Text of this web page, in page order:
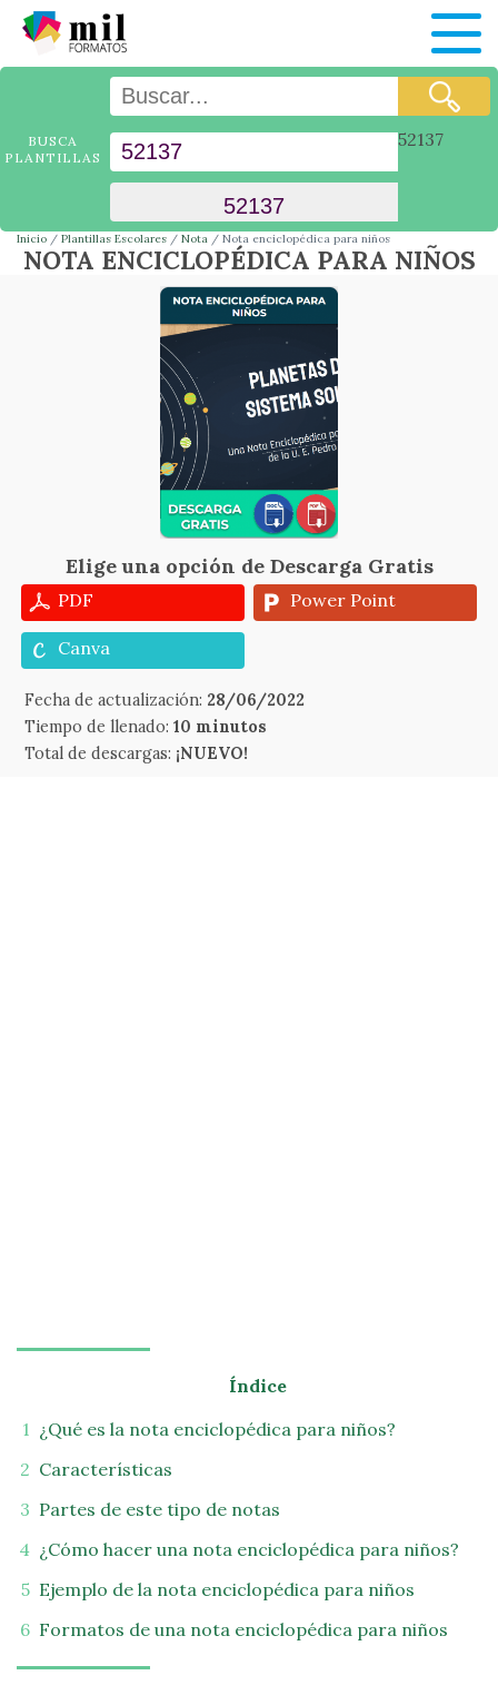
BUSCA
PLANTILLAS
52137
Inicio Plantillas Escolares Nota Nota enciclopédica para niños
NOTA ENCICLOPÉDICA PARA NIÑOS
Elige una opción de Descarga Gratis
PDF Power Point
Canva
Fecha de actualización: 28/06/2022
Tiempo de llenado:10 minutos
Total de descargas: ¡NUEVO!
Índice
¿Qué es la nota enciclopédica para niños?
Características
Partes de este tipo de notas
¿Cómo hacer una nota enciclopédica para niños?
Ejemplo de la nota enciclopédica para niños
Formatos de una nota enciclopédica para niños